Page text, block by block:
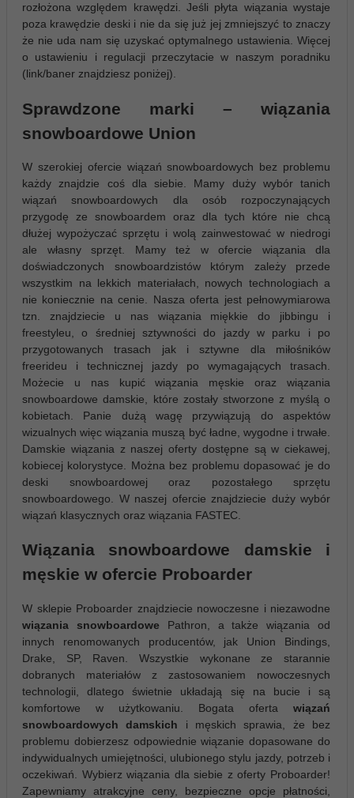
rozłożona względem krawędzi. Jeśli płyta wiązania wystaje
poza krawędzie deski i nie da się już jej zmniejszyć to znaczy
że nie uda nam się uzyskać optymalnego ustawienia. Więcej
o ustawieniu i regulacji przeczytacie w naszym poradniku
(link/baner znajdziesz poniżej).
Sprawdzone marki – wiązania
snowboardowe Union
W szerokiej ofercie wiązań snowboardowych bez problemu
każdy znajdzie coś dla siebie. Mamy duży wybór tanich
wiązań snowboardowych dla osób rozpoczynających
przygodę ze snowboardem oraz dla tych które nie chcą
dłużej wypożyczać sprzętu i wolą zainwestować w niedrogi
ale własny sprzęt. Mamy też w ofercie wiązania dla
doświadczonych snowboardzistów którym zależy przede
wszystkim na lekkich materiałach, nowych technologiach a
nie koniecznie na cenie. Nasza oferta jest pełnowymiarowa
tzn. znajdziecie u nas wiązania miękkie do jibbingu i
freestyleu, o średniej sztywności do jazdy w parku i po
przygotowanych trasach jak i sztywne dla miłośników
freerideu i technicznej jazdy po wymagających trasach.
Możecie u nas kupić wiązania męskie oraz wiązania
snowboardowe damskie, które zostały stworzone z myślą o
kobietach. Panie dużą wagę przywiązują do aspektów
wizualnych więc wiązania muszą być ładne, wygodne i trwałe.
Damskie wiązania z naszej oferty dostępne są w ciekawej,
kobiecej kolorystyce. Można bez problemu dopasować je do
deski snowboardowej oraz pozostałego sprzętu
snowboardowego. W naszej ofercie znajdziecie duży wybór
wiązań klasycznych oraz wiązania FASTEC.
Wiązania snowboardowe damskie i
męskie w ofercie Proboarder
W sklepie Proboarder znajdziecie nowoczesne i niezawodne
wiązania
snowboardowe Pathron, a także wiązania od
innych renomowanych producentów, jak Union Bindings,
Drake, SP, Raven. Wszystkie wykonane ze starannie
dobranych materiałów z zastosowaniem nowoczesnych
technologii, dlatego świetnie układają się na bucie i są
komfortowe w użytkowaniu. Bogata oferta wiązań
snowboardowych damskich i męskich
sprawia, że bez
problemu dobierzesz odpowiednie wiązanie dopasowane do
indywidualnych umiejętności, ulubionego stylu jazdy, potrzeb i
oczekiwań. Wybierz wiązania dla siebie z oferty Proboarder!
Zapewniamy atrakcyjne ceny, bezpieczne opcje płatności,